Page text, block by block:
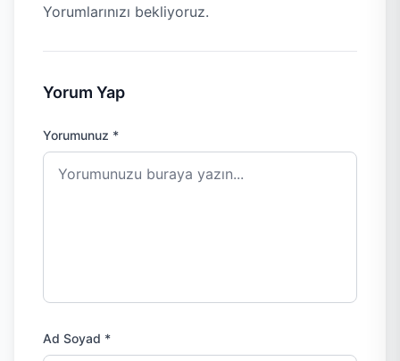
Yorumlarınızı bekliyoruz.
Yorum Yap
Yorumunuz *
Ad Soyad *